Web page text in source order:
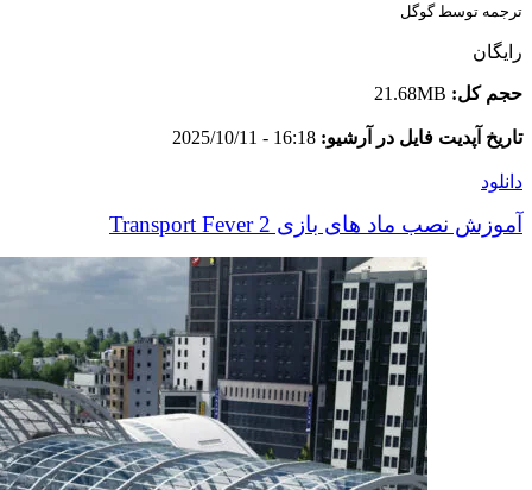
ترجمه توسط گوگل
رایگان
حجم کل: 21.68MB
تاریخ آپدیت فایل در آرشیو: 16:18 - 2025/10/11
دانلود
آموزش نصب ماد های بازی Transport Fever 2